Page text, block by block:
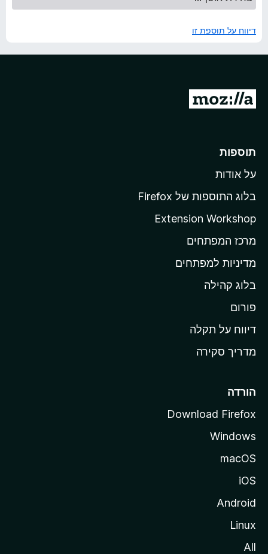
דיווח על תוספת זו
מ
ד
ף
ב
י
ת
ל
M
i
l
תוספות
על אודות
בלוג התוספות של Firefox
Extension Workshop
מרכז המפתחים
מדיניות למפתחים
בלוג קהילה
פורום
דיווח על תקלה
מדריך סקירה
הורדה
Download Firefox
Windows
macOS
iOS
Android
Linux
All